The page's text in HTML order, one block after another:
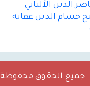
الدين الألباني
حسام الدين عفانه
جميع الحقوق محفوظة 2026